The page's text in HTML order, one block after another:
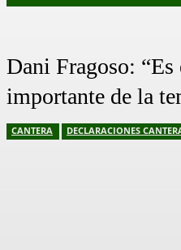
Dani Fragoso:
importante de la
CANTERA DECLARACIONES